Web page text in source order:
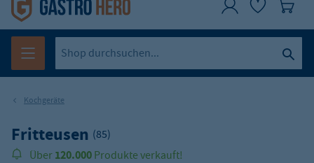
Kochgeräte
Fritteusen (85)
Über 120.000 Produkte verkauft!